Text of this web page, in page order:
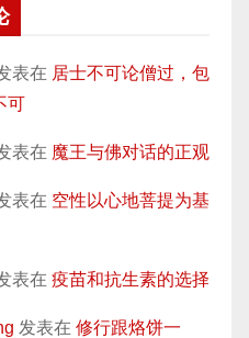
表在 居士不可论僧过，包
可
表在 魔王与佛对话的正观
表在 空性以心地菩提为基
表在 疫苗和抗生素的选择
发表在 修行跟烙饼一